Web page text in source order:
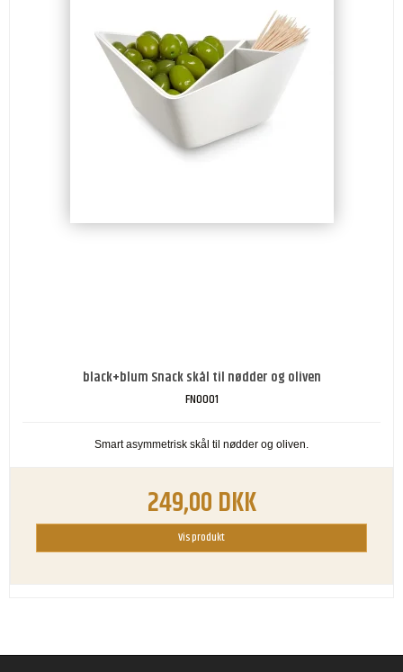
black+blum Snack skål til nødder og oliven
FNO001
Smart asymmetrisk skål til nødder og oliven.
249,00 DKK
Vis produkt